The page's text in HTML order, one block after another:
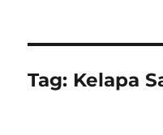
Tag: Kelapa